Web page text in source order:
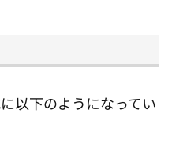
以下のようになってい